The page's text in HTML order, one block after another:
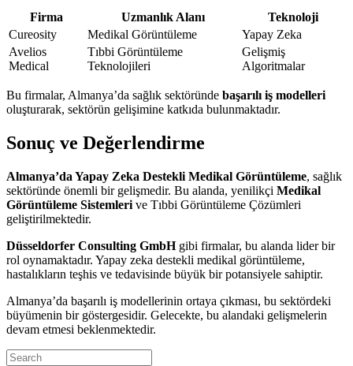
Firma Uzmanlık Alanı
Teknoloji
Cureosity
Medikal Görüntüleme
Yapay Zeka
Avelios
Medical
Tıbbi Görüntüleme
Teknolojileri
Gelişmiş
Algoritmalar
Bu firmalar, Almanya’da sağlık sektöründe başarılı iş modelleri
oluşturarak, sektörün gelişimine katkıda bulunmaktadır.
Sonuç ve Değerlendirme
Almanya’da Yapay Zeka Destekli Medikal Görüntüleme, sağlık
sektöründe önemli bir gelişmedir. Bu alanda, yenilikçi Medikal
Görüntüleme Sistemleri ve Tıbbi Görüntüleme Çözümleri
geliştirilmektedir.
Düsseldorfer Consulting GmbHgibi firmalar, bu alanda lider bir
rol oynamaktadır. Yapay zeka destekli medikal görüntüleme,
hastalıkların teşhis ve tedavisinde büyük bir potansiyele sahiptir.
Almanya’da başarılı iş modellerinin ortaya çıkması, bu sektördeki
büyümenin bir göstergesidir. Gelecekte, bu alandaki gelişmelerin
devam etmesi beklenmektedir.